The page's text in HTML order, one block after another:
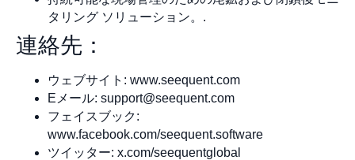
タリング ソリューション。.
連絡先：
ウェブサイト: www.seequent.com
Eメール: support@seequent.com
フェイスブック:
www.facebook.com/seequent.software
ツイッター: x.com/seequentglobal